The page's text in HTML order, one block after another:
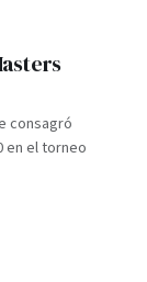
consagró
en el torneo